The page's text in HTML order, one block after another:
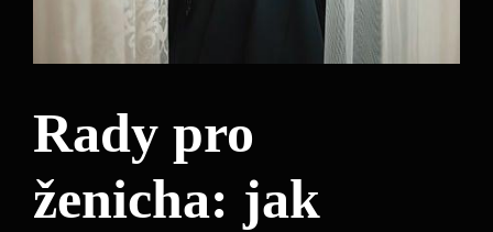
Rady pro
ženicha: jak